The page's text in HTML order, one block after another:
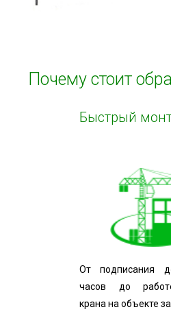
Почему стоит
Быстрый
От подписания
часов до
крана на объекте